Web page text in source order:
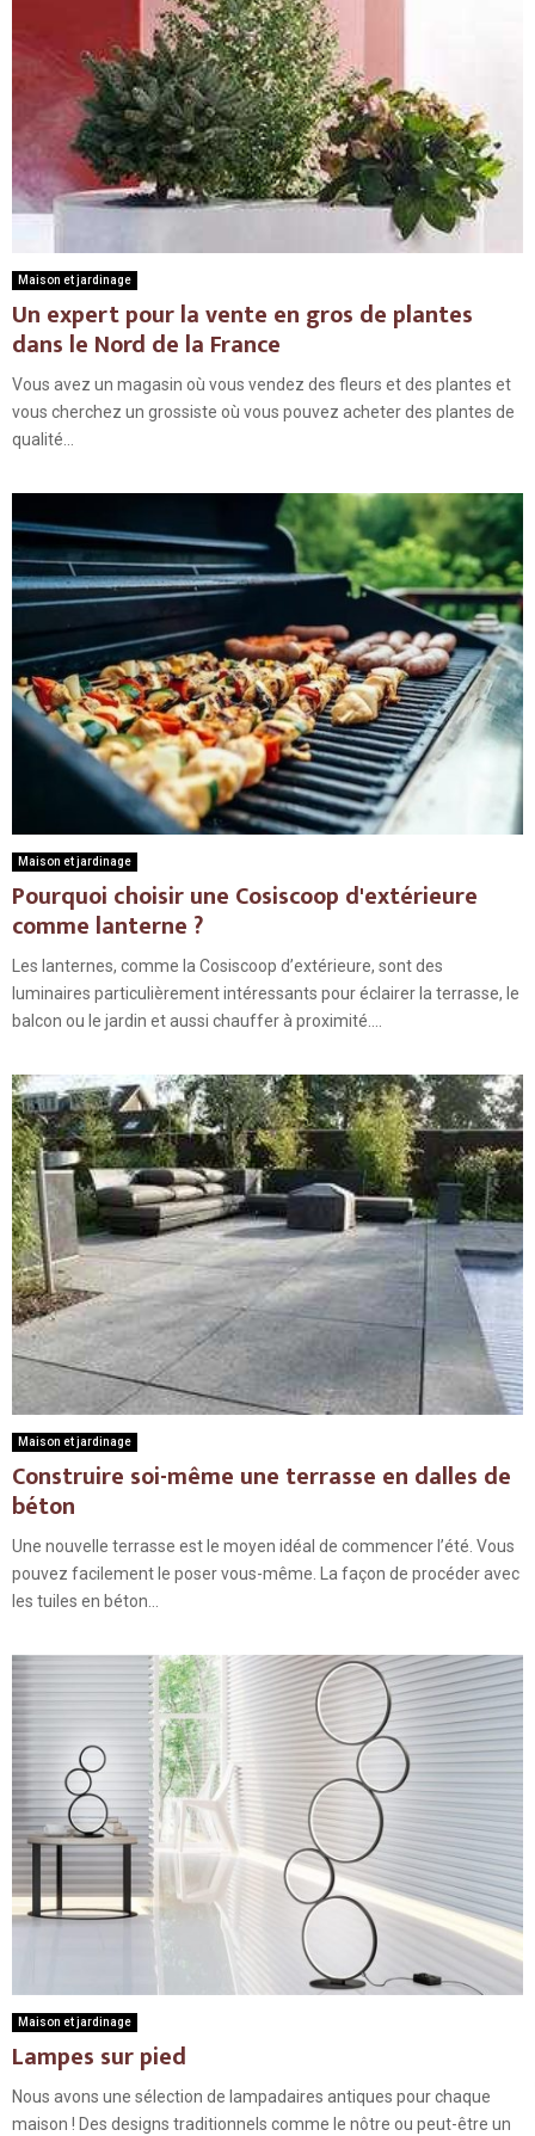
Maison et jardinage
Un expert pour la vente en gros de plantes
dans le Nord de la France
Vous avez un magasin où vous vendez des fleurs et des plantes et
vous cherchez un grossiste où vous pouvez acheter des plantes de
qualité...
Maison et jardinage
Pourquoi choisir une Cosiscoop d'extérieure
comme lanterne ?
Les lanternes, comme la Cosiscoop d’extérieure, sont des
luminaires particulièrement intéressants pour éclairer la terrasse, le
balcon ou le jardin et aussi chauffer à proximité....
Maison et jardinage
Construire soi-même une terrasse en dalles de
béton
Une nouvelle terrasse est le moyen idéal de commencer l’été. Vous
pouvez facilement le poser vous-même. La façon de procéder avec
les tuiles en béton...
Maison et jardinage
Lampes sur pied
Nous avons une sélection de lampadaires antiques pour chaque
maison ! Des designs traditionnels comme le nôtre ou peut-être un